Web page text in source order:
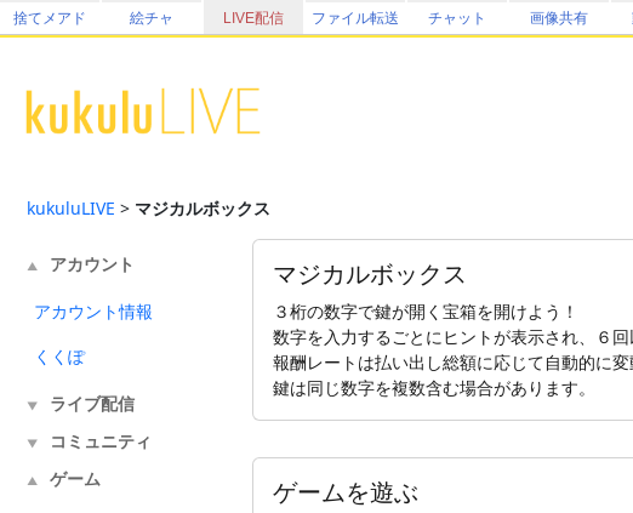
捨てメアド 絵チャ LIVE配信 ファイル転送 チャット 画像共有
kukuluLIVE > マジカルボックス
▲ アカウント
アカウント情報
くくぽ
▼ ライブ配信
▼ コミュニティ
▲ ゲーム
マジカルボックス
３桁の数字で鍵が開く宝箱を開けよう！
数字を入力するごとにヒントが表示され、６
報酬レートは払い出し総額に応じて自動的に変
鍵は同じ数字を複数含む場合があります。
ゲームを遊ぶ